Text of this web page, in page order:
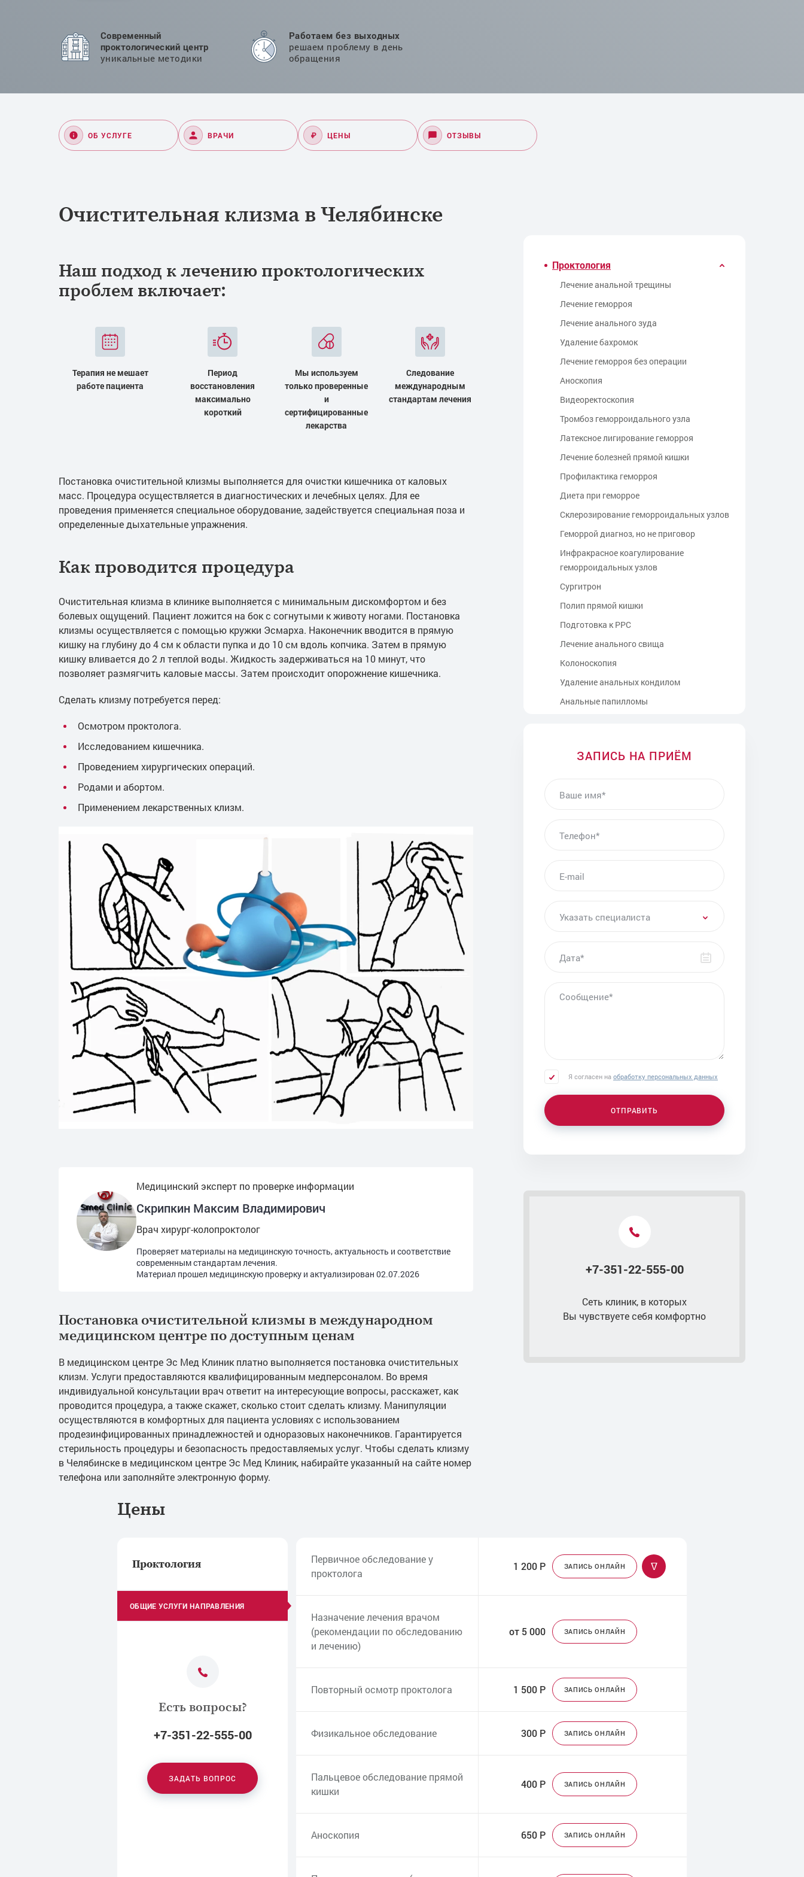
Современный
проктологический центр
уникальные методики
Работаем без выходных
решаем проблему в день
обращения
ОБ УСЛУГЕ ВРАЧИ ₽ ЦЕНЫ ОТЗЫВЫ
Очистительная клизма в Челябинске
Наш подход к лечению проктологических
проблем включает:
Терапия не мешает
работе пациента
Период
восстановления
максимально
короткий
Мы используем
только проверенные
и
сертифицированные
лекарства
Следование
международным
стандартам лечения
Постановка очистительной клизмы выполняется для очистки кишечника от каловых
масс. Процедура осуществляется в диагностических и лечебных целях. Для ее
проведения применяется специальное оборудование, задействуется специальная поза и
определенные дыхательные упражнения.
Как проводится процедура
Очистительная клизма в клинике выполняется с минимальным дискомфортом и без
болевых ощущений. Пациент ложится на бок с согнутыми к животу ногами. Постановка
клизмы осуществляется с помощью кружки Эсмарха. Наконечник вводится в прямую
кишку на глубину до 4 см к области пупка и до 10 см вдоль копчика. Затем в прямую
кишку вливается до 2 л теплой воды. Жидкость задерживаться на 10 минут, что
позволяет размягчить каловые массы. Затем происходит опорожнение кишечника.
Сделать клизму потребуется перед:
Осмотром проктолога.
Исследованием кишечника.
Проведением хирургических операций.
Родами и абортом.
Применением лекарственных клизм.
Медицинский эксперт по проверке информации
Скрипкин Максим Владимирович
Врач хирург-колопроктолог
Проверяет материалы на медицинскую точность, актуальность и соответствие
современным стандартам лечения.
Материал прошел медицинскую проверку и актуализирован 02.07.2026
Постановка очистительной клизмы в международном
медицинском центре по доступным ценам
В медицинском центре Эс Мед Клиник платно выполняется постановка очистительных
клизм. Услуги предоставляются квалифицированным медперсоналом. Во время
индивидуальной консультации врач ответит на интересующие вопросы, расскажет, как
проводится процедура, а также скажет, сколько стоит сделать клизму. Манипуляции
осуществляются в комфортных для пациента условиях с использованием
продезинфицированных принадлежностей и одноразовых наконечников. Гарантируется
стерильность процедуры и безопасность предоставляемых услуг. Чтобы сделать клизму
в Челябинске в медицинском центре Эс Мед Клиник, набирайте указанный на сайте номер
телефона или заполняйте электронную форму.
Проктология
Лечение анальной трещины
Лечение геморроя
Лечение анального зуда
Удаление бахромок
Лечение геморроя без операции
Аноскопия
Видеоректоскопия
Тромбоз геморроидального узла
Латексное лигирование геморроя
Лечение болезней прямой кишки
Профилактика геморроя
Диета при геморрое
Склерозирование геморроидальных узлов
Геморрой диагноз, но не приговор
Инфракрасное коагулирование
геморроидальных узлов
Сургитрон
Полип прямой кишки
Подготовка к РРС
Лечение анального свища
Колоноскопия
Удаление анальных кондилом
Анальные папилломы
Проктолог после родов
Сфинктеропластика
Консультация проктолога
Эндоскопическая полипэктомия
Удаление инородного тела из прямой кишки
Другие услуги
ЗАПИСЬ НА ПРИЁМ
Указать специалиста
Я согласен на обработку персональных данных
ОТПРАВИТЬ
+7-351-22-555-00
Сеть клиник, в которых
Вы чувствуете себя комфортно
Цены
Проктология
ОБЩИЕ УСЛУГИ НАПРАВЛЕНИЯ
Есть вопросы?
+7-351-22-555-00
ЗАДАТЬ ВОПРОС
Первичное обследование у
проктолога
1 200 Р ЗАПИСЬ ОНЛАЙН ᐁ
Назначение лечения врачом
(рекомендации по обследованию
и лечению)
от 5 000 ЗАПИСЬ ОНЛАЙН
Повторный осмотр проктолога 1 500 Р ЗАПИСЬ ОНЛАЙН
Физикальное обследование 300 Р ЗАПИСЬ ОНЛАЙН
Пальцевое обследование прямой
кишки
400 Р ЗАПИСЬ ОНЛАЙН
Аноскопия 650 Р ЗАПИСЬ ОНЛАЙН